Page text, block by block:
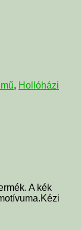
, Hollóházi
A kék